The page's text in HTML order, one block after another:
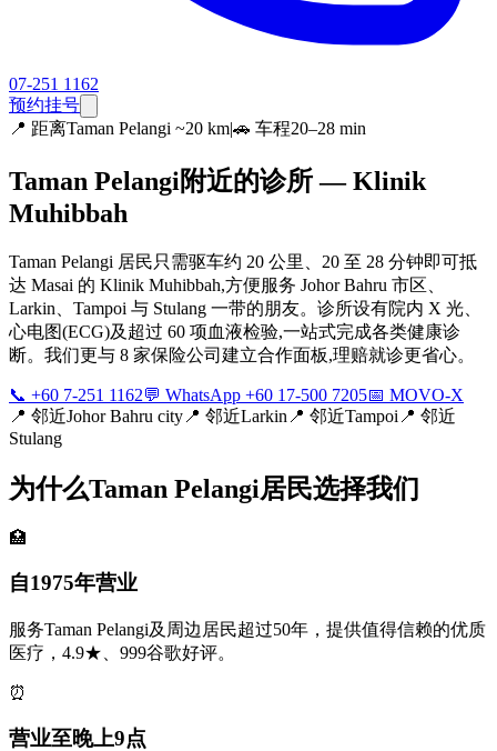
07-251 1162
预约挂号
📍 距离Taman Pelangi ~20 km|🚗 车程20–28 min
Taman Pelangi附近的诊所 — Klinik
Muhibbah
Taman Pelangi 居民只需驱车约 20 公里、20 至 28 分钟即可抵
达 Masai 的 Klinik Muhibbah,方便服务 Johor Bahru 市区、
Larkin、Tampoi 与 Stulang 一带的朋友。诊所设有院内 X 光、
心电图(ECG)及超过 60 项血液检验,一站式完成各类健康诊
断。我们更与 8 家保险公司建立合作面板,理赔就诊更省心。
📞 +60 7-251 1162💬 WhatsApp +60 17-500 7205📅 MOVO-X
📍 邻近Johor Bahru city 📍 邻近Larkin 📍 邻近Tampoi 📍 邻近
Stulang
为什么Taman Pelangi居民选择我们
🏥
自1975年营业
服务Taman Pelangi及周边居民超过50年，提供值得信赖的优质
医疗，4.9★、999谷歌好评。
⏰
营业至晚上9点